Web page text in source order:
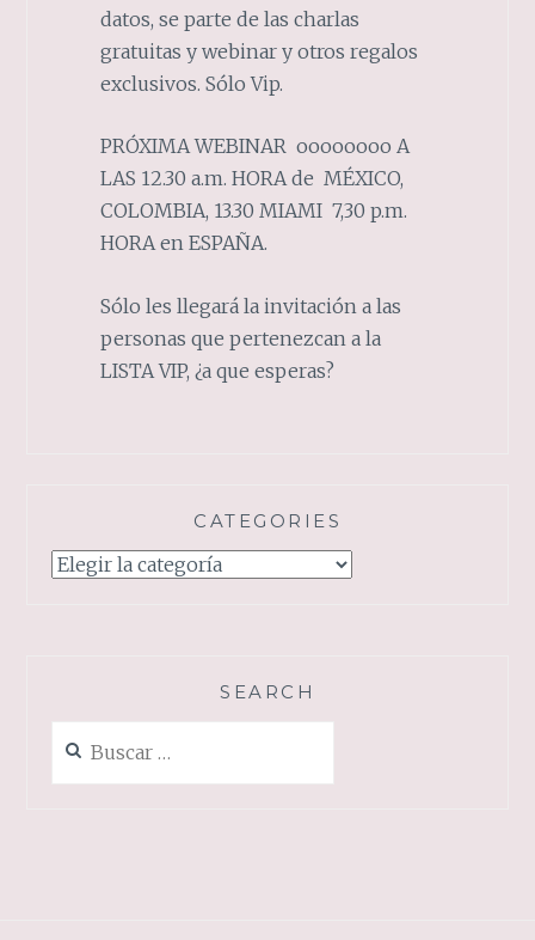
datos, se parte de las charlas
gratuitas y webinar y otros regalos
exclusivos. Sólo Vip.
PRÓXIMA WEBINAR oooooooo A
LAS 12.30 a.m. HORA de MÉXICO,
COLOMBIA, 13.30 MIAMI 7,30 p.m.
HORA en ESPAÑA.
Sólo les llegará la invitación a las
personas que pertenezcan a la
LISTA VIP, ¿a que esperas?
CATEGORIES
Categories
SEARCH